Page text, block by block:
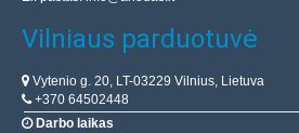
Vilniaus parduotuvė
Vytenio g. 20, LT-03229 Vilnius, Lietuva
+370 64502448
Darbo laikas